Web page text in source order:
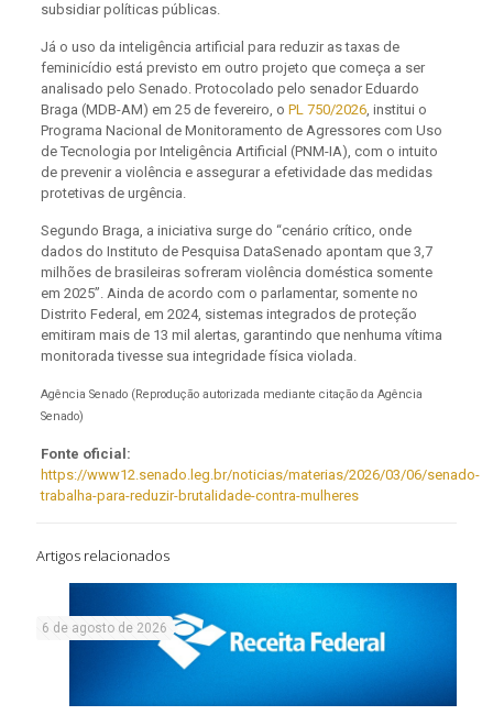
subsidiar políticas públicas.
Já o uso da inteligência artificial para reduzir as taxas de
feminicídio está previsto em outro projeto que começa a ser
analisado pelo Senado. Protocolado pelo senador Eduardo
Braga (MDB-AM) em 25 de fevereiro, o PL 750/2026, institui o
Programa Nacional de Monitoramento de Agressores com Uso
de Tecnologia por Inteligência Artificial (PNM-IA), com o intuito
de prevenir a violência e assegurar a efetividade das medidas
protetivas de urgência.
Segundo Braga, a iniciativa surge do “cenário crítico, onde
dados do Instituto de Pesquisa DataSenado apontam que 3,7
milhões de brasileiras sofreram violência doméstica somente
em 2025”. Ainda de acordo com o parlamentar, somente no
Distrito Federal, em 2024, sistemas integrados de proteção
emitiram mais de 13 mil alertas, garantindo que nenhuma vítima
monitorada tivesse sua integridade física violada.
Agência Senado (Reprodução autorizada mediante citação da Agência
Senado)
Fonte oficial:
https://www12.senado.leg.br/noticias/materias/2026/03/06/senado-
trabalha-para-reduzir-brutalidade-contra-mulheres
Artigos relacionados
6 de agosto de 2026